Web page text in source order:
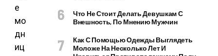
е
мо
дн
иц
Что Не Стоит Делать Девушкам С
Внешность, По Мнению Мужчин
Как С Помощью Одежды Выглядеть
Моложе На Несколько Лет И